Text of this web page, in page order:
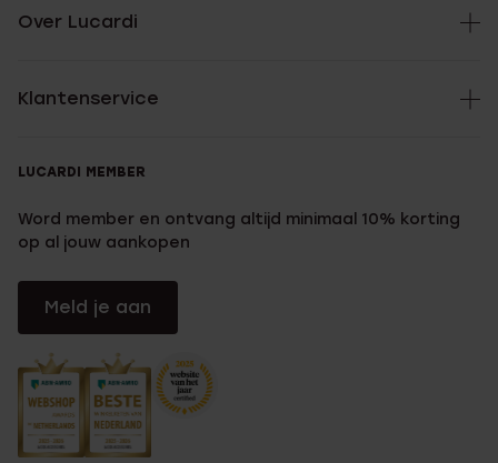
Over Lucardi
Klantenservice
LUCARDI MEMBER
Word member en ontvang altijd minimaal 10% korting
op al jouw aankopen
Meld je aan